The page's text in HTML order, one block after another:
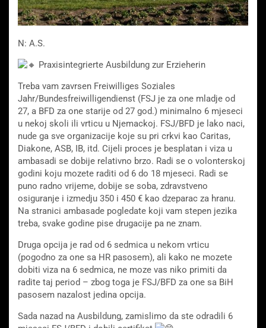
N: A.S.
Praxisintegrierte Ausbildung zur Erzieherin
Treba vam zavrsen Freiwilliges Soziales
Jahr/Bundesfreiwilligendienst (FSJ je za one mladje od
27, a BFD za one starije od 27 god.) minimalno 6 mjeseci
u nekoj skoli ili vrticu u Njemackoj. FSJ/BFD je lako naci,
nude ga sve organizacije koje su pri crkvi kao Caritas,
Diakone, ASB, IB, itd. Cijeli proces je besplatan i viza u
ambasadi se dobije relativno brzo. Radi se o volonterskoj
godini koju mozete raditi od 6 do 18 mjeseci. Radi se
puno radno vrijeme, dobije se soba, zdravstveno
osiguranje i izmedju 350 i 450 € kao dzeparac za hranu.
Na stranici ambasade pogledate koji vam stepen jezika
treba, svake godine pise drugacije pa ne znam.
Druga opcija je rad od 6 sedmica u nekom vrticu
(pogodno za one sa HR pasosem), ali kako ne mozete
dobiti viza na 6 sedmica, ne moze vas niko primiti da
radite taj period – zbog toga je FSJ/BFD za one sa BiH
pasosem nazalost jedina opcija.
Sada nazad na Ausbildung, zamislimo da ste odradili 6